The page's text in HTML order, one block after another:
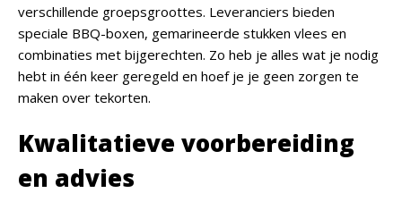
verschillende groepsgroottes. Leveranciers bieden
speciale BBQ-boxen, gemarineerde stukken vlees en
combinaties met bijgerechten. Zo heb je alles wat je nodig
hebt in één keer geregeld en hoef je je geen zorgen te
maken over tekorten.
Kwalitatieve voorbereiding
en advies